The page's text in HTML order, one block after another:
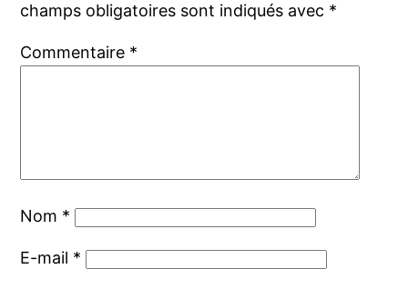
champs obligatoires sont indiqués avec *
Commentaire *
Nom *
E-mail *